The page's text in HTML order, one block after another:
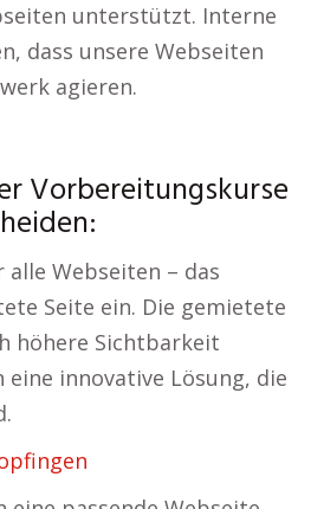
unterstützt. Interne
dass unsere Webseiten
agieren.
Vorbereitungskurse
Webseiten – das
Seite ein. Die gemietete
höhere Sichtbarkeit
innovative Lösung, die